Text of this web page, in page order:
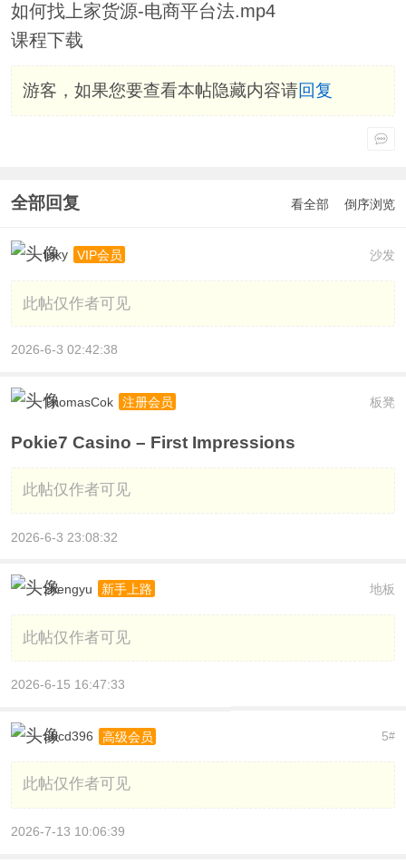
如何找上家货源-电商平台法.mp4
课程下载
游客，如果您要查看本帖隐藏内容请回复
全部回复 看全部 倒序浏览
沙发
ljsky VIP会员
此帖仅作者可见
2026-6-3 02:42:38
板凳
ThomasCok 注册会员
Pokie7 Casino – First Impressions
此帖仅作者可见
2026-6-3 23:08:32
地板
zhengyu 新手上路
此帖仅作者可见
2026-6-15 16:47:33
5#
abcd396 高级会员
此帖仅作者可见
2026-7-13 10:06:39